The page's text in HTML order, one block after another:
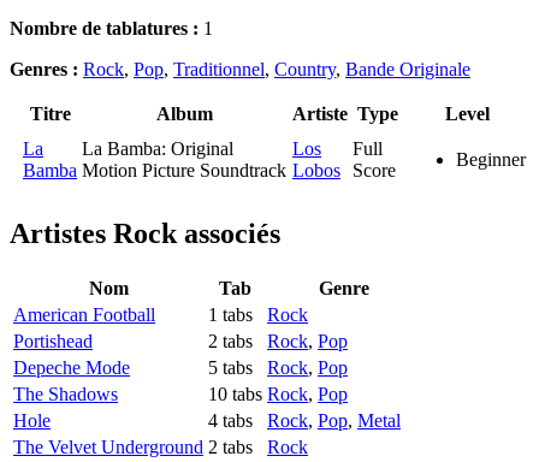
Nombre de tablatures : 1
Genres : Rock, Pop, Traditionnel, Country, Bande Originale
Titre Album Artiste Type
Level
La
Bamba
La Bamba: Original
Motion Picture Soundtrack
Los
Lobos
Full
Score
Beginner
Artistes Rockassociés
Nom Tab
Genre
American Football
1 tabs
Rock
Portishead
2 tabs Rock, Pop
Depeche Mode
5 tabs Rock, Pop
The Shadows
10 tabs Rock, Pop
Hole
4 tabs Rock, Pop, Metal
The Velvet Underground 2 tabs
Rock